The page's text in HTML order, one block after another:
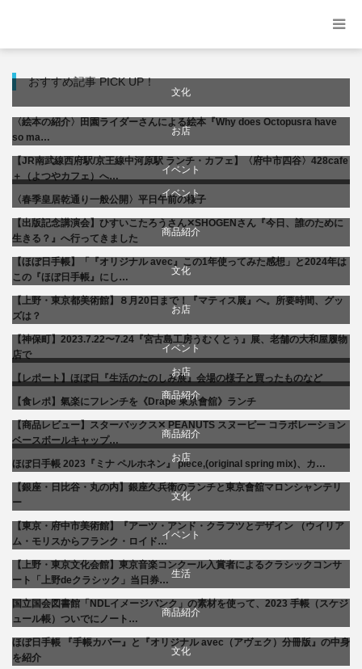
おすすめ記事 PICK UP！
文化
〈絵本の紹介〉田園ライダーさんによる絵本『Why does Octopusra have
so ma…
お店
商品紹介
料理
【JR南武線西府駅/京王線中河原駅 ランチ・カフェ】〈府中市四谷〉428cafe
＋（よつやカフェ）へ…
イベント
文化
〈春季皇居乾通り一般公開〉平日午前の様子
イベント
文化
書評・読書の引き出し
【出版記念講演会】ひすいこたろうさん✕SHOGENさん『今日、誰のために
生きる？』へ行ってきました
商品紹介
生活
【ほぼ日手帳】「『オリジナル avec』この1年使ってみた感想」と2024年は
この『ほぼ日手帳』にし…
文化
美術展・美術館・博物館巡り
【上野・東京都美術館】８月20日まで！『マティス展』へ。所要時間、グッ
ズは？
お店
商品紹介
文化
生活
贈り物・プレゼント
【神保町】2023.7.22〜7.24『宮古島工房うむくとぅ』展、老舗の大和屋履物
店で
イベント
お店
商品紹介
文化
【レポート】ほぼ日『生活のたのしみ展』会場の様子と買ったものなど
お店
食べ物
【食レポ】氣楽にフレンチを《Drape 東京會舘》ランチ
商品紹介
【商品レビュー】スターバックス✕ PEANUTS スヌーピー コラボレーション
ベースボールキャップ…
商品紹介
生活
ほぼ日手帳 2023『ミナ ペルホネン』 piece,(original spring mix)、カ…
お店
食べ物
【銀座・日比谷・丸の内】銀座久兵衛のランチと東京會舘マロンシャンテリ
ー
文化
美術展・美術館・博物館巡り
【東京・府中市美術館】『アーツ・アンド・クラフツとデザイン （ウイリア
ム・モリスからフランク・ロイド…
イベント
文化
音楽会・コンサート
【上野・東京文化会館】東京音楽コンクール入賞者によるクラシックコンサ
ート「上野deクラシック」当日券…
生活
国立国会図書館「NDLイメージバンク」の素材を使って、2023 手帳（スケジ
ュール帳）ついでにノート…
商品紹介
生活
ほぼ日手帳 『手帳カバー』と『オリジナル avec（アヴェク）分冊版』の中身
を紹介
文化